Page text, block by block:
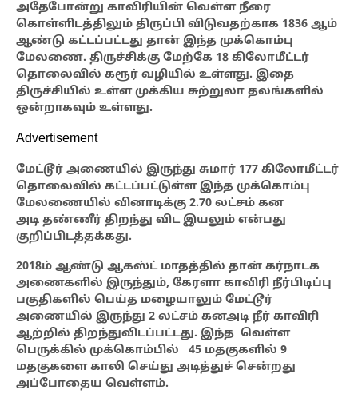
அதேபோன்று காவிரியின் வெள்ள நீரை
கொள்ளிடத்திலும் திருப்பி விடுவதற்காக 1836 ஆம்
ஆண்டு கட்டப்பட்டது தான் இந்த முக்கொம்பு
மேலணை. திருச்சிக்கு மேற்கே 18 கிலோமீட்டர்
தொலைவில் கரூர் வழியில் உள்ளது. இதை
திருச்சியில் உள்ள முக்கிய சுற்றுலா தலங்களில்
ஒன்றாகவும் உள்ளது.
Advertisement
மேட்டூர் அணையில் இருந்து சுமார் 177 கிலோமீட்டர்
தொலைவில் கட்டப்பட்டுள்ள இந்த முக்கொம்பு
மேலணையில் வினாடிக்கு 2.70 லட்சம் கன
அடி தண்ணீர் திறந்து விட இயலும் என்பது
குறிப்பிடத்தக்கது.
2018ம் ஆண்டு ஆகஸ்ட் மாதத்தில் தான் கர்நாடக
அணைகளில் இருந்தும், கேரளா காவிரி நீர்பிடிப்பு
பகுதிகளில் பெய்த மழையாலும் மேட்டூர்
அணையில் இருந்து 2 லட்சம் கனஅடி நீர் காவிரி
ஆற்றில் திறந்துவிடப்பட்டது. இந்த வெள்ள
பெருக்கில் முக்கொம்பில் 45 மதகுகளில் 9
மதகுகளை காலி செய்து அடித்துச் சென்றது
அப்போதைய வெள்ளம்.